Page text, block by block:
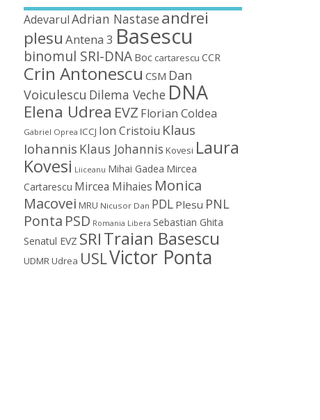
Adevarul Adrian Nastaseandrei
plesu Antena 3 Basescu
binomul SRI-DNA Boc cartarescu CCR
Crin Antonescu CSM Dan
Voiculescu Dilema Veche DNA
Elena Udrea EVZ Florian Coldea
Gabriel Oprea ICCJ Ion Cristoiu Klaus
Iohannis Klaus Johannis Kovesi Laura
Kovesi Liiceanu Mihai Gadea Mircea
Cartarescu Mircea Mihaies Monica
Macovei MRU Nicusor Dan PDL Plesu PNL
Ponta PSD Romania Libera Sebastian Ghita
Senatul EVZ SRITraian Basescu
UDMRUdrea USLVictor Ponta